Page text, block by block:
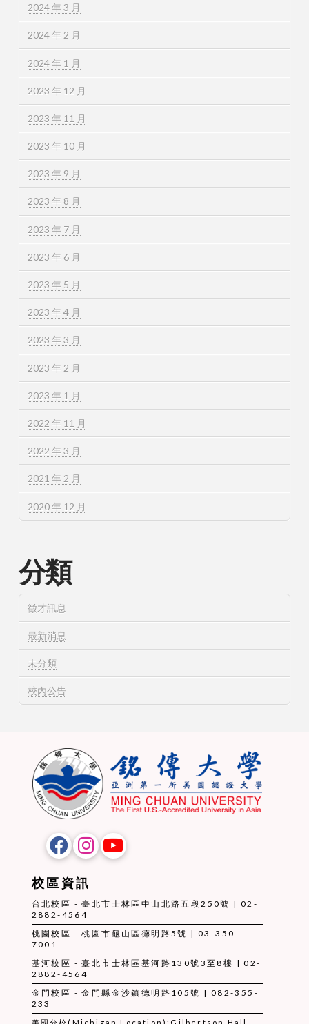
2024 年 3 月
2024 年 2 月
2024 年 1 月
2023 年 12 月
2023 年 11 月
2023 年 10 月
2023 年 9 月
2023 年 8 月
2023 年 7 月
2023 年 6 月
2023 年 5 月
2023 年 4 月
2023 年 3 月
2023 年 2 月
2023 年 1 月
2022 年 11 月
2022 年 3 月
2021 年 2 月
2020 年 12 月
分類
徵才訊息
最新消息
未分類
校內公告
校區資訊
台北校區 - 臺北市士林區中山北路五段250號 | 02-
2882-4564
桃園校區 - 桃園市龜山區德明路5號 | 03-350-
7001
基河校區 - 臺北市士林區基河路130號3至8樓 | 02-
2882-4564
金門校區 - 金門縣金沙鎮德明路105號 | 082-355-
233